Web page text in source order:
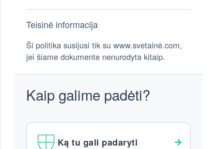
Teisinė informacija
Ši politika susijusi tik su www.svetainė.com,
jei šiame dokumente nenurodyta kitaip.
Kaip galime padėti?
Ką tu gali padaryti